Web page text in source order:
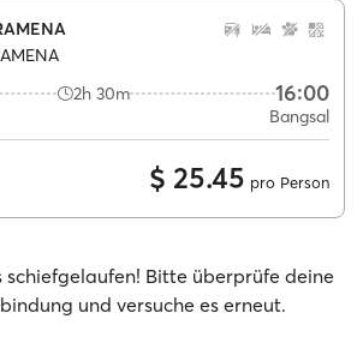
2h 30m 16:00
Bangsal
$ 25.45 pro Person
schiefgelaufen! Bitte überprüfe deine
und versuche es erneut.